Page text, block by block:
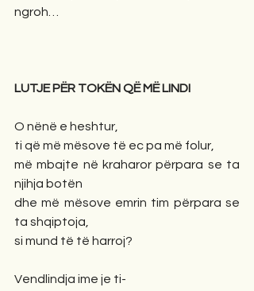
ngroh…
LUTJE PËR TOKËN QË MË LINDI
O nënë e heshtur,
ti që më mësove të ec pa më folur,
më mbajte në kraharor përpara se ta
njihja botën
dhe më mësove emrin tim përpara se
ta shqiptoja,
si mund të të harroj?
Vendlindja ime je ti-